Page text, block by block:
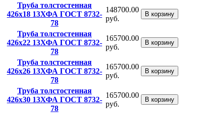
Труба толстостенная
426x18 13ХФА ГОСТ 8732-
78
148700.00
руб.
В корзину
Труба толстостенная
426x22 13ХФА ГОСТ 8732-
78
165700.00
руб.
В корзину
Труба толстостенная
426x26 13ХФА ГОСТ 8732-
78
165700.00
руб.
В корзину
Труба толстостенная
426x30 13ХФА ГОСТ 8732-
78
165700.00
руб.
В корзину